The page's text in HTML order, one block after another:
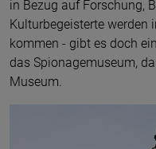
in Bezug auf Forschung,
Kulturbegeisterte werden
kommen - gibt es doch
das Spionagemuseum,
Museum.